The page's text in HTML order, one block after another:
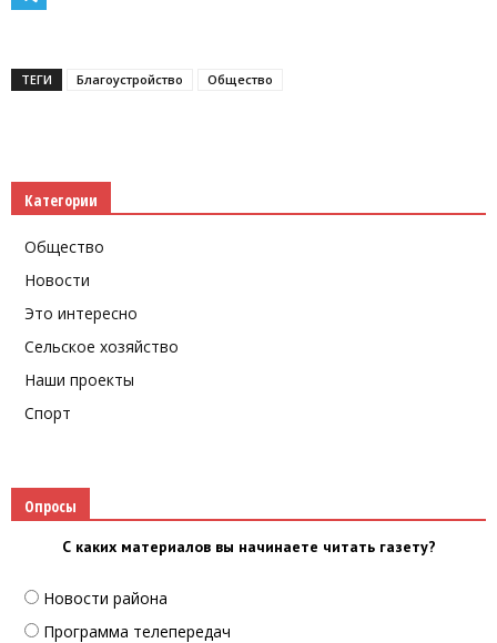
ТЕГИ Благоустройство Общество
Категории
Общество
Новости
Это интересно
Сельское хозяйство
Наши проекты
Спорт
Опросы
С каких материалов вы начинаете читать газету?
Новости района
Программа телепередач